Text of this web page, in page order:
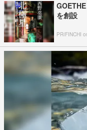
を創設
PR(FINCHI